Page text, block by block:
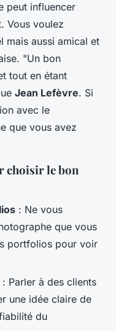
peut influencer
Vous voulez
mais aussi amical et
"Un bon
tout en étant
Jean Lefèvre. Si
avec le
que vous avez
choisir le bon
: Ne vous
que vous
portfolios pour voir
: Parler à des clients
une idée claire de
du